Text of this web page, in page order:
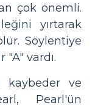
çok önemli.
yırtarak
Söylentiye
vardı.
kaybeder ve
Pearl'ün